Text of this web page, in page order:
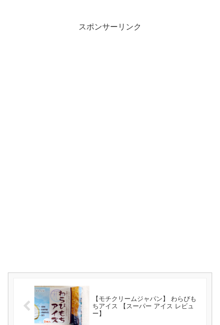
スポンサーリンク
【モチクリームジャパン】 わらびも
ちアイス 【スーパー アイス レビュ
ー】